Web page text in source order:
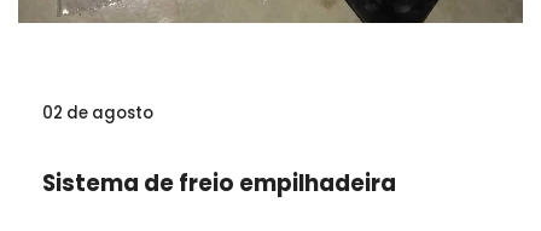
02 de agosto
Sistema de freio empilhadeira